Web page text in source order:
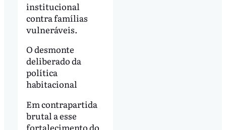
institucional
contra famílias
vulneráveis.
O desmonte
deliberado da
política
habitacional
Em contrapartida
brutal a esse
fortalecimento do